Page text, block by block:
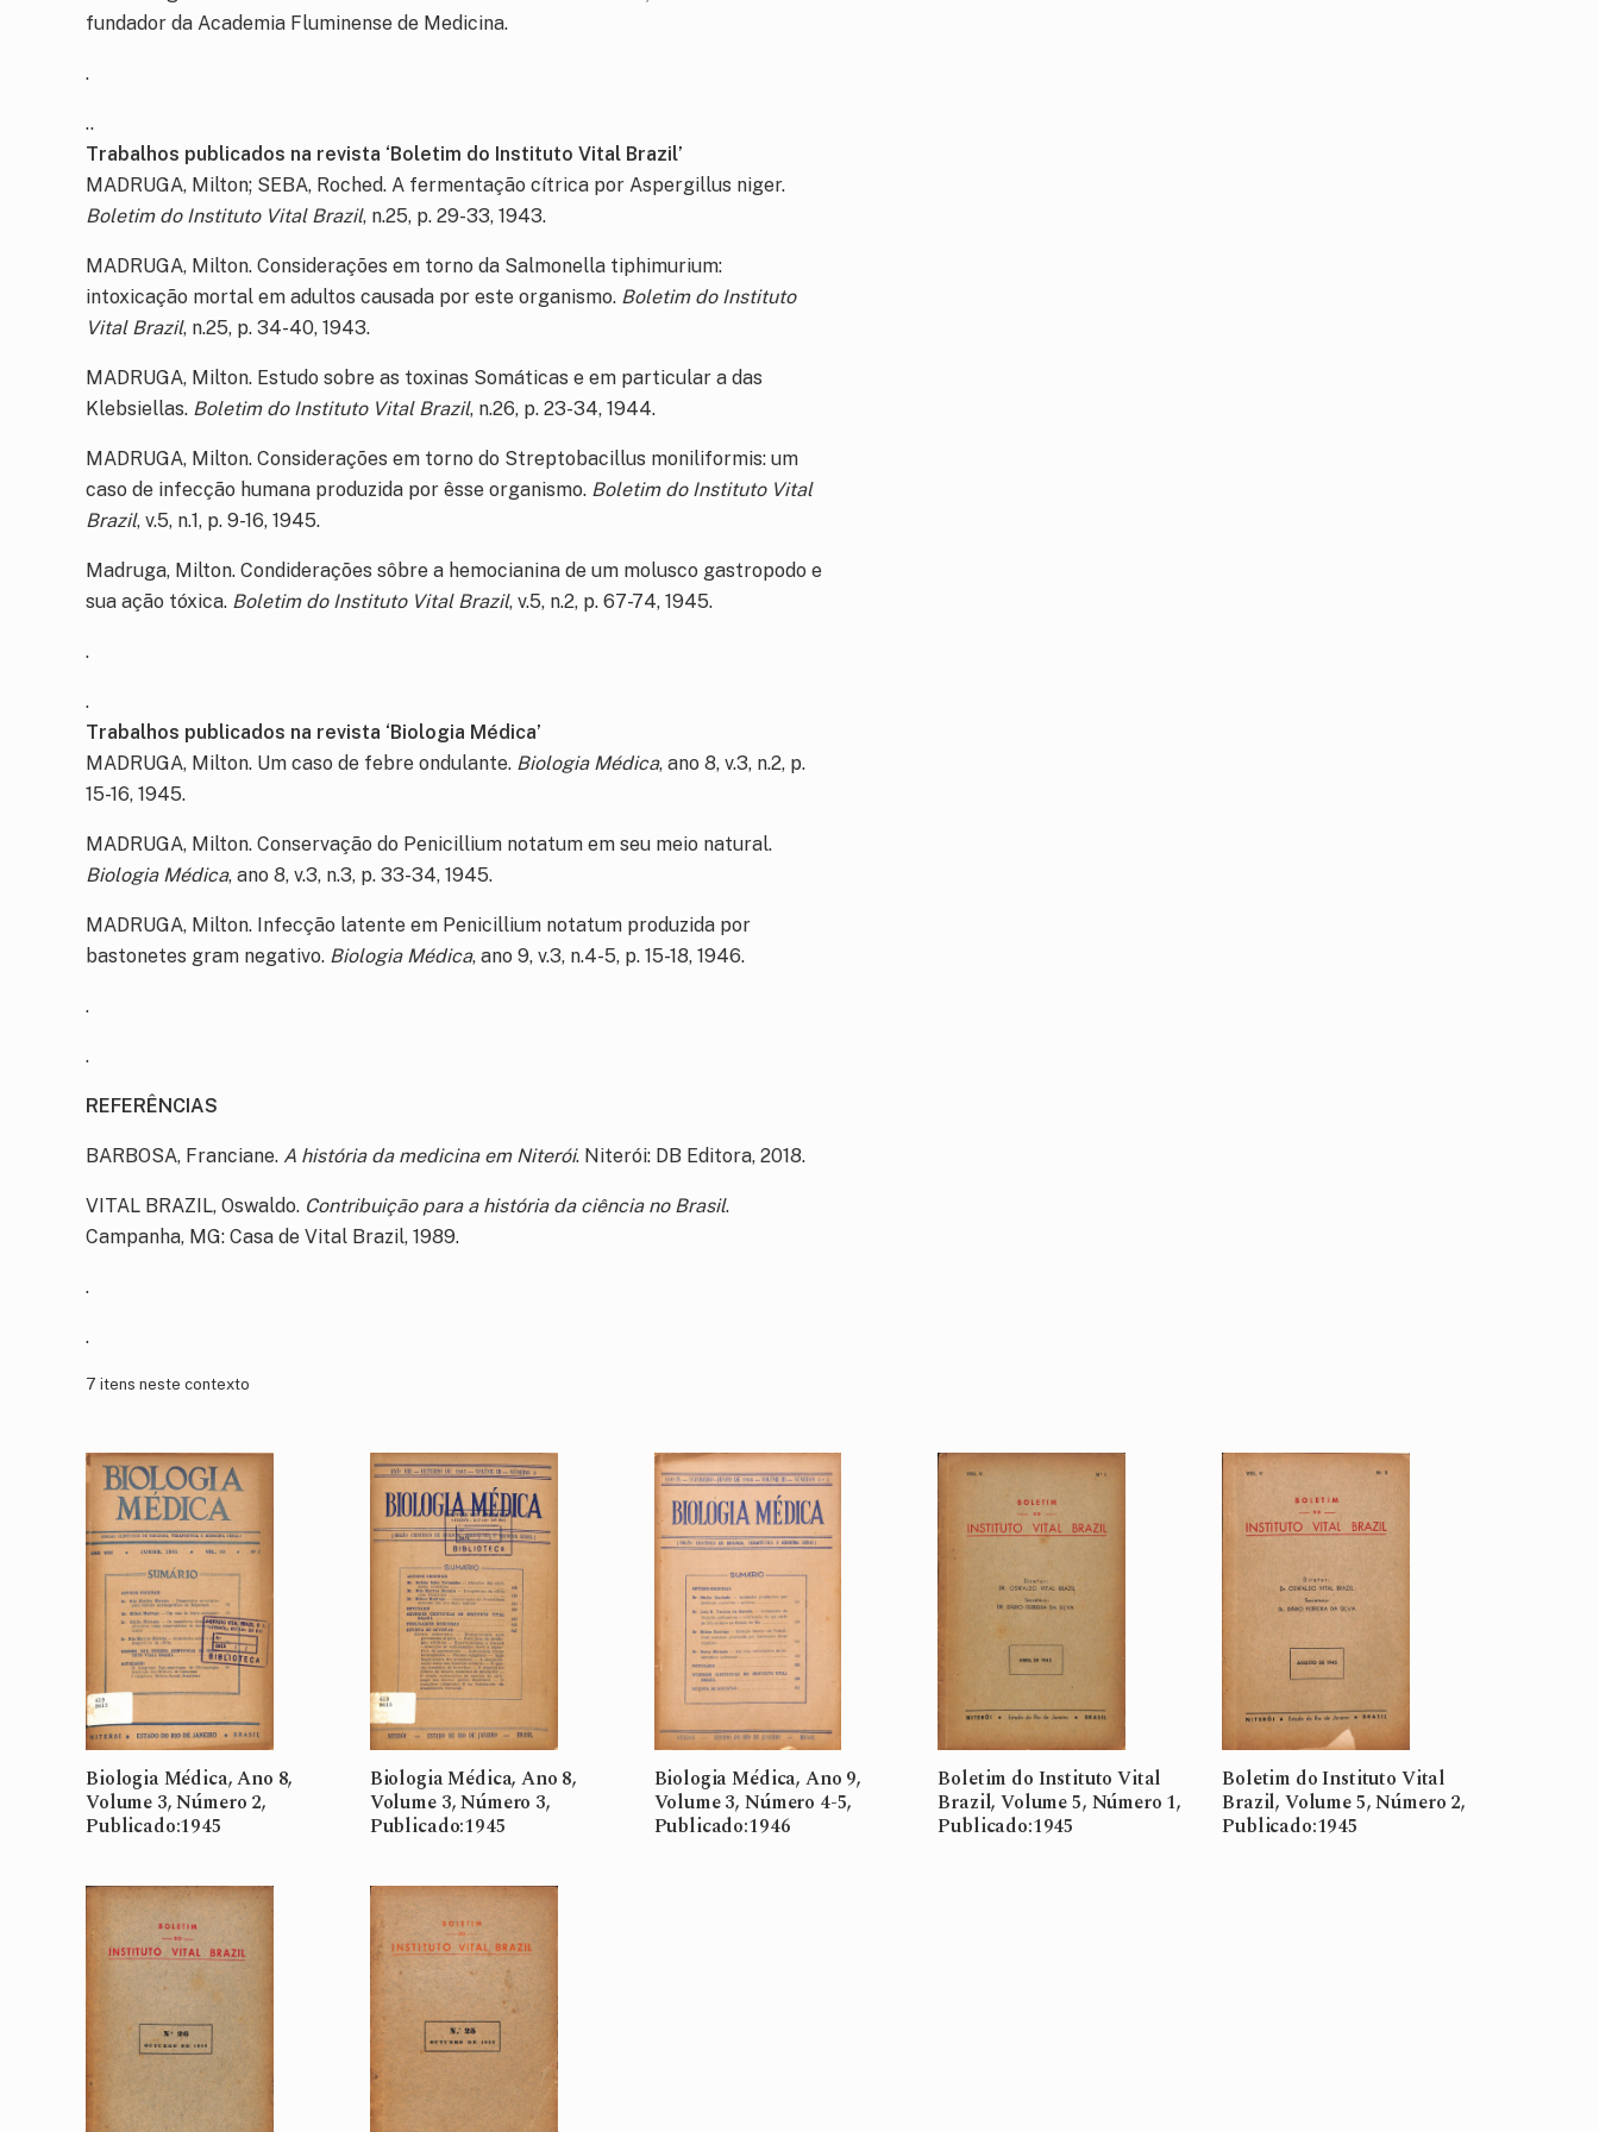
fundador da Academia Fluminense de Medicina.
.
..
Trabalhos publicados na revista ‘Boletim do Instituto Vital Brazil’
MADRUGA, Milton; SEBA, Roched. A fermentação cítrica por Aspergillus niger.
Boletim do Instituto Vital Brazil, n.25, p. 29-33, 1943.
MADRUGA, Milton. Considerações em torno da Salmonella tiphimurium:
intoxicação mortal em adultos causada por este organismo. Boletim do Instituto
Vital Brazil, n.25, p. 34-40, 1943.
MADRUGA, Milton. Estudo sobre as toxinas Somáticas e em particular a das
Klebsiellas. Boletim do Instituto Vital Brazil, n.26, p. 23-34, 1944.
MADRUGA, Milton. Considerações em torno do Streptobacillus moniliformis: um
caso de infecção humana produzida por êsse organismo. Boletim do Instituto Vital
Brazil, v.5, n.1, p. 9-16, 1945.
Madruga, Milton. Condiderações sôbre a hemocianina de um molusco gastropodo e
sua ação tóxica. Boletim do Instituto Vital Brazil, v.5, n.2, p. 67-74, 1945.
.
.
Trabalhos publicados na revista ‘Biologia Médica’
MADRUGA, Milton. Um caso de febre ondulante. Biologia Médica, ano 8, v.3, n.2, p.
15-16, 1945.
MADRUGA, Milton. Conservação do Penicillium notatum em seu meio natural.
Biologia Médica, ano 8, v.3, n.3, p. 33-34, 1945.
MADRUGA, Milton. Infecção latente em Penicillium notatum produzida por
bastonetes gram negativo. Biologia Médica, ano 9, v.3, n.4-5, p. 15-18, 1946.
.
.
REFERÊNCIAS
BARBOSA, Franciane. A história da medicina em Niterói. Niterói: DB Editora, 2018.
VITAL BRAZIL, Oswaldo. Contribuição para a história da ciência no Brasil.
Campanha, MG: Casa de Vital Brazil, 1989.
.
.
7 itens neste contexto
Biologia Médica, Ano 8,
Volume 3, Número 2,
Publicado:1945
Biologia Médica, Ano 8,
Volume 3, Número 3,
Publicado:1945
Biologia Médica, Ano 9,
Volume 3, Número 4-5,
Publicado:1946
Boletim do Instituto Vital
Brazil, Volume 5, Número 1,
Publicado:1945
Boletim do Instituto Vital
Brazil, Volume 5, Número 2,
Publicado:1945